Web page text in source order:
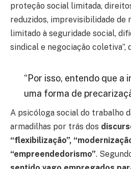
proteção social limitada,
reduzidos, imprevisibilidade de
limitado à seguridade social,
sindical e negociação coletiva”,
“Por isso, entendo que a
uma forma de
A psicóloga social do trabalho
armadilhas por trás dos
“flexibilização”,
“empreendedorismo”.